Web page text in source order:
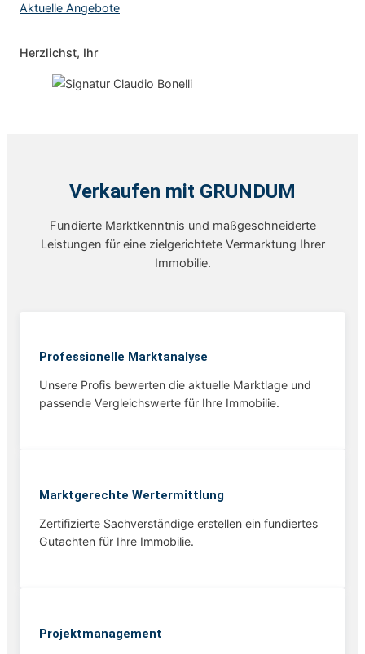
Aktuelle Angebote
Herzlichst, Ihr
Verkaufen mit GRUNDUM
Fundierte Marktkenntnis und maßgeschneiderte
Leistungen für eine zielgerichtete Vermarktung Ihrer
Immobilie.
Professionelle Marktanalyse
Unsere Profis bewerten die aktuelle Marktlage und
passende Vergleichswerte für Ihre Immobilie.
Marktgerechte Wertermittlung
Zertifizierte Sachverständige erstellen ein fundiertes
Gutachten für Ihre Immobilie.
Projekt­management